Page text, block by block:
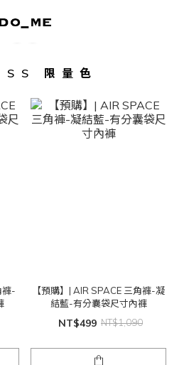
限量色
褲-
【預購】| AIR SPACE 三角褲-凝
結藍-有分囊袋尺寸內褲
NT$499 NT$1,090